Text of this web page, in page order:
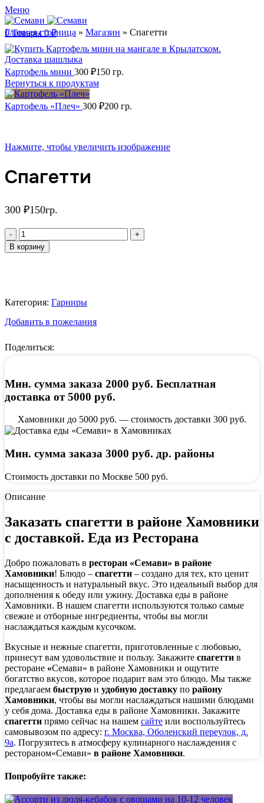
Меню
0Товары 0₽
Главная страница » Магазин » Спагетти
Картофель мини 300 ₽150 гр.
Вернуться к продуктам
Картофель «Плеч» 300 ₽200 гр.
Нажмите, чтобы увеличить изображение
Спагетти
300 ₽150гр.
Количество
товара
Спагетти
В корзину
Категория: Гарниры
Добавить в пожелания
Поделиться:
Мин. сумма заказа 2000 руб. Бесплатная
доставка от 5000 руб.
Хамовники до 5000 руб. — стоимость доставки 300 руб.
Мин. сумма заказа 3000 руб. др. районы
Стоимость доставки по Москве 500 руб.
Описание
Заказать спагетти в районе Хамовники
с доставкой. Еда из Ресторана
Добро пожаловать в ресторан «Семави» в районе
Хамовники! Блюдо – спагетти – создано для тех, кто ценит
насыщенность и натуральный вкус. Это идеальный выбор для
дополнения к обеду или ужину. Доставка еды в районе
Хамовники. В нашем спагетти используются только самые
свежие и отборные ингредиенты, чтобы вы могли
наслаждаться каждым кусочком.
Вкусные и нежные спагетти, приготовленные с любовью,
принесут вам удовольствие и пользу. Закажите спагетти в
ресторане «Семави» в районе Хамовники и ощутите
богатство вкусов, которое подарит вам это блюдо. Мы также
предлагаем быструю и удобную доставку по району
Хамовники, чтобы вы могли наслаждаться нашими блюдами
у себя дома. Доставка еды в районе Хамовники. Закажите
спагетти прямо сейчас на нашем сайте или воспользуйтесь
самовывозом по адресу: г. Москва, Оболенский переулок, д.
9а. Погрузитесь в атмосферу кулинарного наслаждения с
рестораном«Семави» в районе Хамовники.
Попробуйте также: